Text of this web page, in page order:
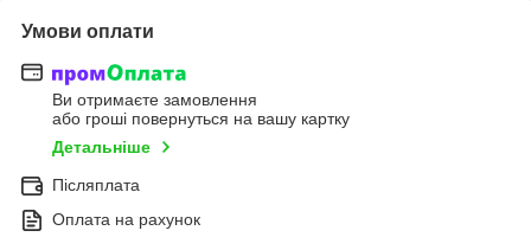
Умови оплати
Ви отримаєте замовлення
або гроші повернуться на вашу картку
Детальніше
Післяплата
Оплата на рахунок